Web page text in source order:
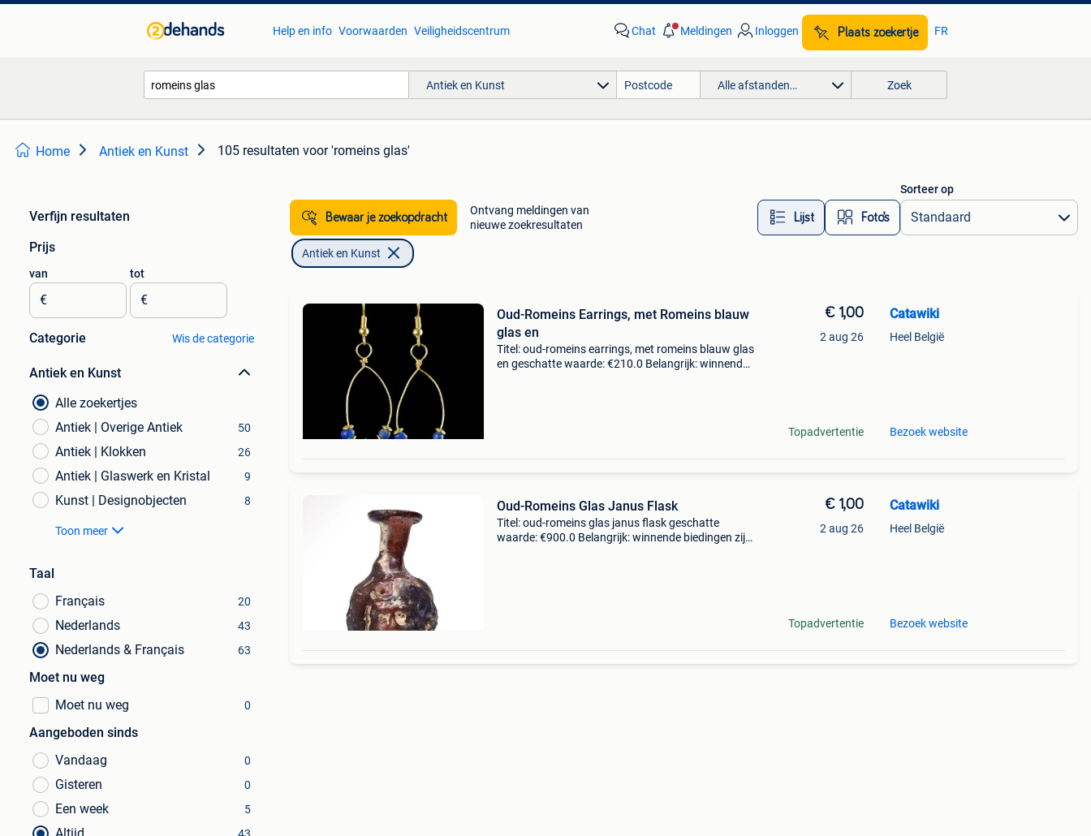
Help en info Voorwaarden Veiligheidscentrum Chat Meldingen Inloggen Plaats zoekertje FR
Antiek en Kunst Alle afstanden… Zoek
Home Antiek en Kunst 105 resultaten voor 'romeins glas'
Verfijn resultaten
Prijs
van
€
tot
€
Categorie Wis de categorie
Antiek en Kunst
Alle zoekertjes
Antiek | Overige Antiek
50
Antiek | Klokken 26
Antiek | Glaswerk en Kristal 9
Kunst | Designobjecten 8
Toon meer
Taal
Français
20
Nederlands 43
Nederlands & Français 63
Moet nu weg
Moet nu weg
0
Aangeboden sinds
Vandaag
0
Gisteren 0
Een week 5
Bewaar je zoekopdracht
Ontvang meldingen van
nieuwe zoekresultaten
Lijst Foto’s
Sorteer op
Antiek en Kunst
Oud-Romeins Earrings, met Romeins blauw
glas en
Titel: oud-romeins earrings, met romeins blauw glas
en geschatte waarde: €210.0 Belangrijk: winnende
€ 1,00
2 aug 26
Topadvertentie
Catawiki
Heel België
Bezoek website
Oud-Romeins Glas Janus Flask
Titel: oud-romeins glas janus flask geschatte
waarde: €900.0 Belangrijk: winnende biedingen zijn
€ 1,00
2 aug 26
Topadvertentie
Catawiki
Heel België
Bezoek website